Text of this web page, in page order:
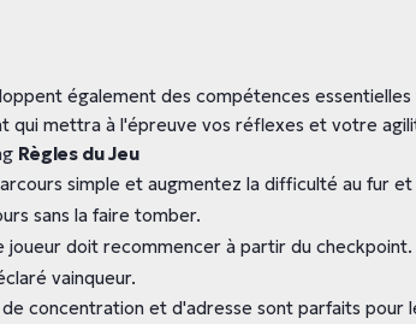
également des compétences
qui mettra à l'épreuve vos réflexes et votre
Règles du Jeu
simple et augmentez la difficulté au fur et
sans la faire tomber.
joueur doit recommencer à partir du checkpoint.
vainqueur.
de concentration et d'adresse sont parfaits pour